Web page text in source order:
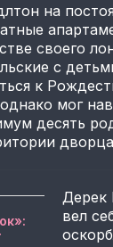
на
своего
с
к
мог
десять
Дерек
вел